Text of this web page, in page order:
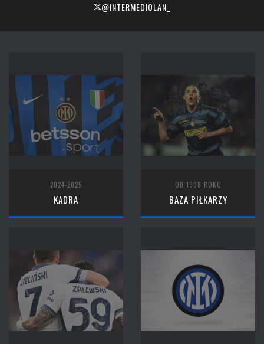
@INTERMEDIOLAN_
2024-2025
KADRA
OD 1908 ROKU
BAZA PIŁKARZY